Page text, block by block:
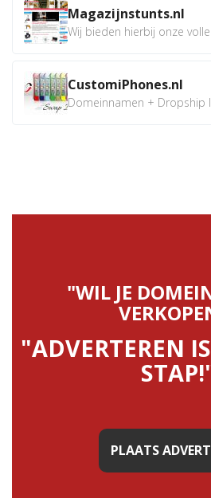
Magazijnstunts.nl
CustomiPhones.nl
"WIL JE
"ADVERTEREN
PLAATS